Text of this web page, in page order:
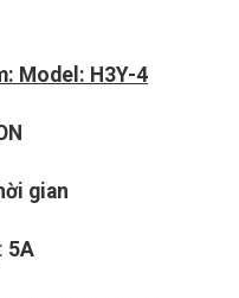
Model: H3Y-4
gian
5A